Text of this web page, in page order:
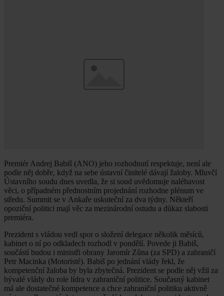
Premiér Andrej Babiš (ANO) jeho rozhodnutí respektuje, není ale
podle něj dobře, když na sebe ústavní činitelé dávají žaloby. Mluvčí
Ústavního soudu dnes uvedla, že si soud uvědomuje naléhavost
věci, o případném přednostním projednání rozhodne plénum ve
středu. Summit se v Ankaře uskuteční za dva týdny. Někteří
opoziční politici mají věc za mezinárodní ostudu a důkaz slabosti
premiéra.
Prezident s vládou vedl spor o složení delegace několik měsíců,
kabinet o ní po odkladech rozhodl v pondělí. Povede ji Babiš,
součástí budou i ministři obrany Jaromír Zůna (za SPD) a zahraničí
Petr Macinka (Motoristé). Babiš po jednání vlády řekl, že
kompetenční žaloba by byla zbytečná. Prezident se podle něj vžil za
bývalé vlády do role lídra v zahraniční politice. Současný kabinet
má ale dostatečné kompetence a chce zahraniční politiku aktivně